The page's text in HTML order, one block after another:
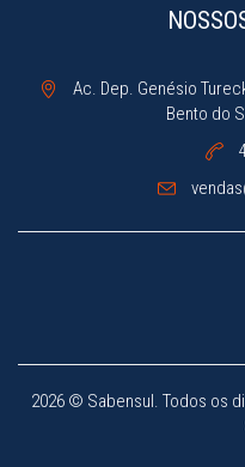
Ac. Dep. Genésio
Bento do
2026 © Sabensul. Todos os